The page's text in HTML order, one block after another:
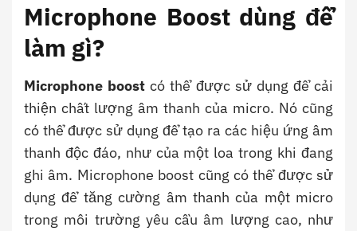
Microphone Boost dùng để
làm gì?
Microphone boostcó thể được sử dụng để cải
thiện chất lượng âm thanh của micro. Nó cũng
có thể được sử dụng để tạo ra các hiệu ứng âm
thanh độc đáo, như của một loa trong khi đang
ghi âm. Microphone boost cũng có thể được sử
dụng để tăng cường âm thanh của một micro
trong môi trường yêu cầu âm lượng cao, như